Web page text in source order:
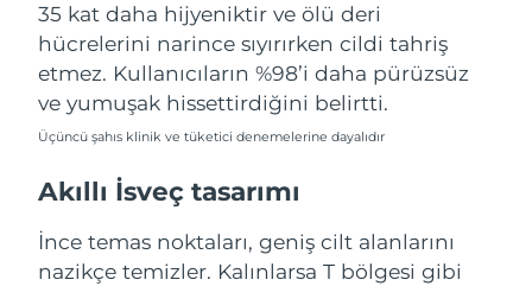
35 kat daha hijyeniktir ve ölü deri
hücrelerini narince sıyırırken cildi tahriş
etmez. Kullanıcıların %98’i daha pürüzsüz
ve yumuşak hissettirdiğini belirtti.
Üçüncü şahıs klinik ve tüketici denemelerine dayalıdır
Akıllı İsveç tasarımı
İnce temas noktaları, geniş cilt alanlarını
nazikçe temizler. Kalınlarsa T bölgesi gibi
Amerika Birleşik
Devletleri
Tahmini teslim tarihi8/9/26
Özbekistan Tahmini teslim tarihi